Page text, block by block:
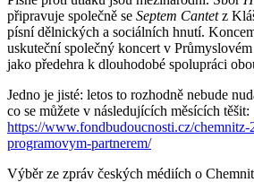
připravuje společně se Septem Cantetz
písní dělnických a sociálních hnutí.
uskuteční společný koncert v
jako předehra k dlouhodobé spolupráci
Jedno je jisté: letos to rozhodně nebude
co se můžete v následujících měsících těšit:
https://www.fondbudoucnosti.cz/chemnitz-
programovym-partnerem/
Výběr ze zpráv českých médiích o